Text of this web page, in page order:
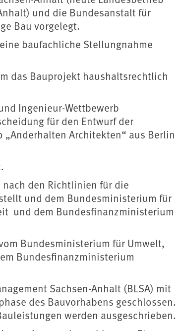
und die Bundesanstalt für
Bau vorgelegt.
baufachliche Stellungnahme
das Bauprojekt haushaltsrechtlich
Ingenieur-Wettbewerb
für den Entwurf der
Architekten“ aus Berlin
den Richtlinien für die
und dem Bundesministerium für
und dem Bundesfinanzministerium
Bundesministerium für Umwelt,
Bundesfinanzministerium
Sachsen-Anhalt (BLSA) mit
des Bauvorhabens geschlossen.
werden ausgeschrieben.